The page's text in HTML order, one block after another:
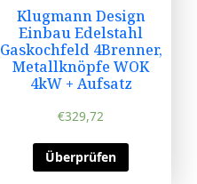
Klugmann Design
Einbau Edelstahl
Gaskochfeld 4Brenner,
Metallknöpfe WOK
4kW + Aufsatz
€329,72
Überprüfen